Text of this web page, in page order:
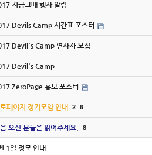
지금그때 행사 알림
Devils Camp 시간표 포스터
Devil's Camp 연사자 모집
Devil's Camp
ZeroPage 홍보 포스터
페이지 정기모임 안내 2 6
오신 분들은 읽어주세요. 8
1일 정모 안내